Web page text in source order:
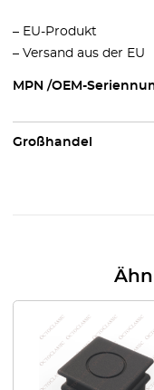
– EU-Produkt
– Versand aus der EU
MPN /OEM-
Großhandel